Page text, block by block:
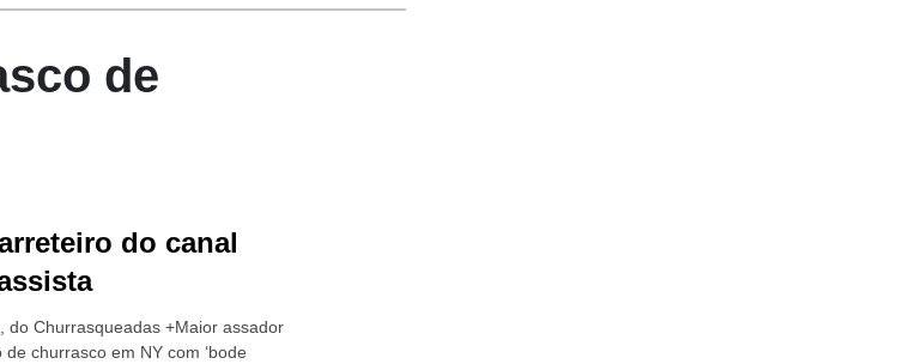
de
do canal
do Churrasqueadas +Maior assador
churrasco em NY com ‘bode